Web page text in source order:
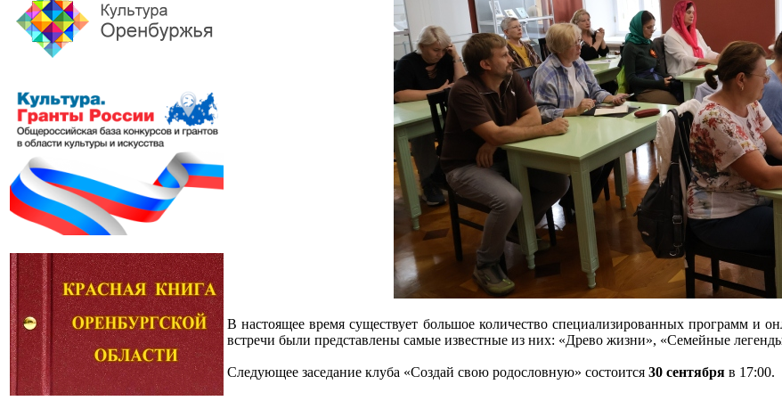
В настоящее время существует большое количество специализированных программ и
встречи были представлены самые известные из них: «Древо жизни», «Семейные
Следующее заседание клуба «Создай свою родословную» состоится 30 сентября в 17:00.